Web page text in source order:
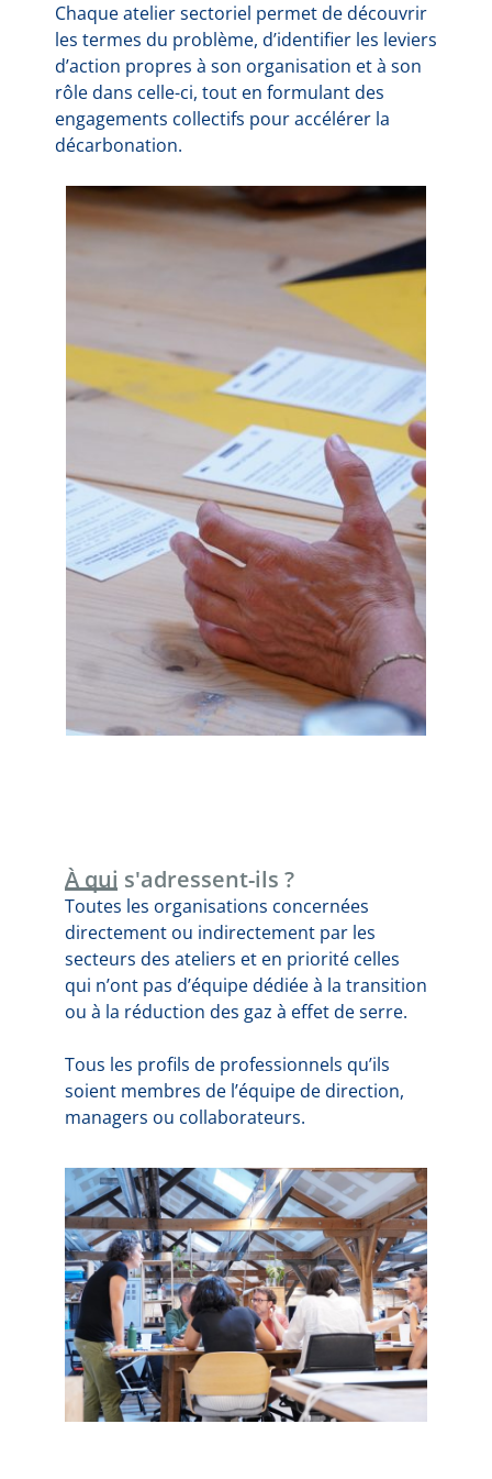
Chaque atelier sectoriel permet de découvrir
les termes du problème, d’identifier les leviers
d’action propres à son organisation et à son
rôle dans celle-ci, tout en formulant des
engagements collectifs pour accélérer la
décarbonation.
À qui s'adressent-ils ?
Toutes les organisations concernées
directement ou indirectement par les
secteurs des ateliers et en priorité celles
qui n’ont pas d’équipe dédiée à la transition
ou à la réduction des gaz à effet de serre.
Tous les profils de professionnels qu’ils
soient membres de l’équipe de direction,
managers ou collaborateurs.